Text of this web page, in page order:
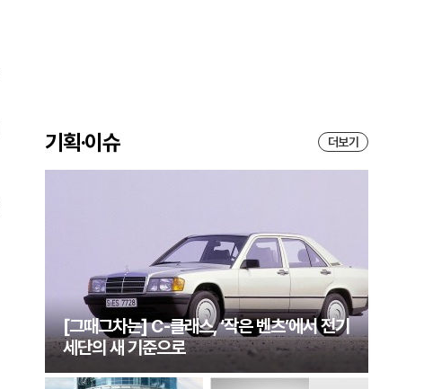
기획·이슈 더보기
[그때그차는] C-클래스, ‘작은 벤츠’에서 전기
세단의 새 기준으로